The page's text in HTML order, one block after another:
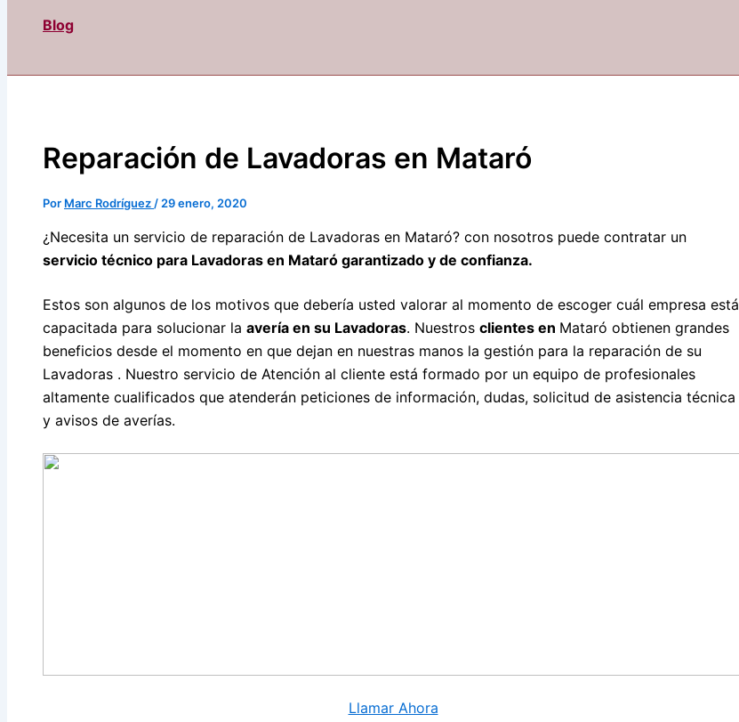
Blog
Reparación de Lavadoras en Mataró
Por Marc Rodríguez / 29 enero, 2020
¿Necesita un servicio de reparación de Lavadoras en Mataró? con nosotros puede contratar un
servicio técnico para Lavadoras en Mataró garantizado y de confianza.
Estos son algunos de los motivos que debería usted valorar al momento de escoger cuál empresa está
capacitada para solucionar la avería en su Lavadoras. Nuestros clientes en Mataró obtienen grandes
beneficios desde el momento en que dejan en nuestras manos la gestión para la reparación de su
Lavadoras . Nuestro servicio de Atención al cliente está formado por un equipo de profesionales
altamente cualificados que atenderán peticiones de información, dudas, solicitud de asistencia técnica
y avisos de averías.
Llamar Ahora